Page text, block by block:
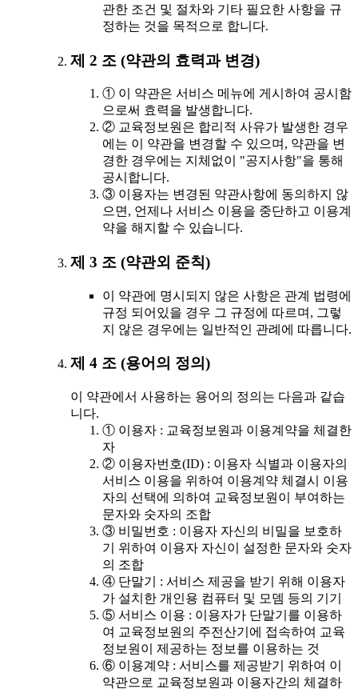
관한 조건 및 절차와 기타 필요한 사항을 규
정하는 것을 목적으로 합니다.
제 2 조 (약관의 효력과 변경)
① 이 약관은 서비스 메뉴에 게시하여 공시함
으로써 효력을 발생합니다.
② 교육정보원은 합리적 사유가 발생한 경우
에는 이 약관을 변경할 수 있으며, 약관을 변
경한 경우에는 지체없이 "공지사항"을 통해
공시합니다.
③ 이용자는 변경된 약관사항에 동의하지 않
으면, 언제나 서비스 이용을 중단하고 이용계
약을 해지할 수 있습니다.
제 3 조 (약관외 준칙)
이 약관에 명시되지 않은 사항은 관계 법령에
규정 되어있을 경우 그 규정에 따르며, 그렇
지 않은 경우에는 일반적인 관례에 따릅니다.
제 4 조 (용어의 정의)
이 약관에서 사용하는 용어의 정의는 다음과 같습
니다.
① 이용자 : 교육정보원과 이용계약을 체결한
자
② 이용자번호(ID) : 이용자 식별과 이용자의
서비스 이용을 위하여 이용계약 체결시 이용
자의 선택에 의하여 교육정보원이 부여하는
문자와 숫자의 조합
③ 비밀번호 : 이용자 자신의 비밀을 보호하
기 위하여 이용자 자신이 설정한 문자와 숫자
의 조합
④ 단말기 : 서비스 제공을 받기 위해 이용자
가 설치한 개인용 컴퓨터 및 모뎀 등의 기기
⑤ 서비스 이용 : 이용자가 단말기를 이용하
여 교육정보원의 주전산기에 접속하여 교육
정보원이 제공하는 정보를 이용하는 것
⑥ 이용계약 : 서비스를 제공받기 위하여 이
약관으로 교육정보원과 이용자간의 체결하